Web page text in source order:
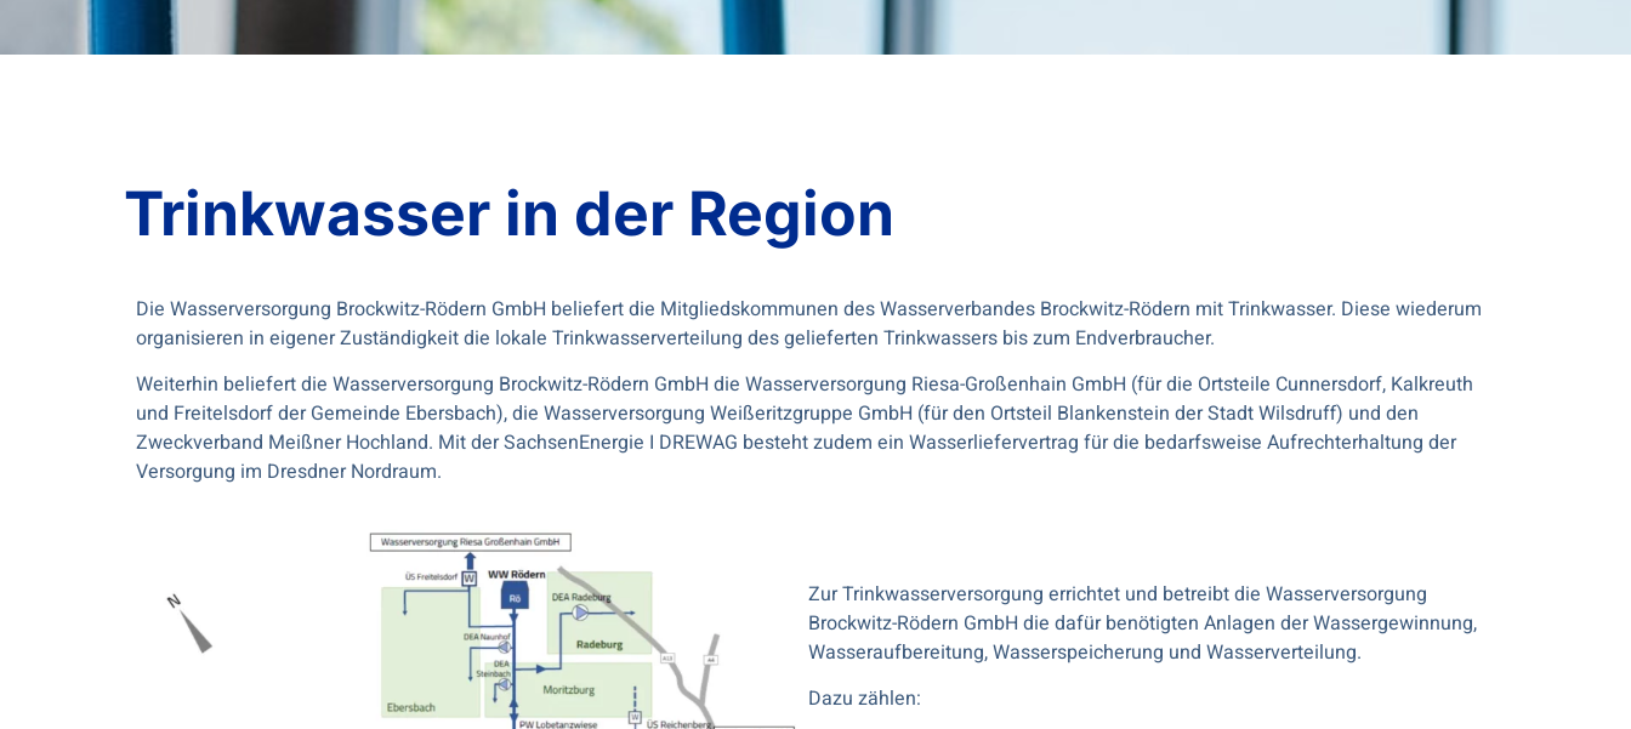
Trinkwasser in der Region
Die Wasserversorgung Brockwitz-Rödern GmbH beliefert die Mitgliedskommunen des Wasserverbandes Brockwitz-Rödern mit Trinkwasser. Diese wiederum
organisieren in eigener Zuständigkeit die lokale Trinkwasserverteilung des gelieferten Trinkwassers bis zum Endverbraucher.
Weiterhin beliefert die Wasserversorgung Brockwitz-Rödern GmbH die Wasserversorgung Riesa-Großenhain GmbH (für die Ortsteile Cunnersdorf, Kalkreuth
und Freitelsdorf der Gemeinde Ebersbach), die Wasserversorgung Weißeritzgruppe GmbH (für den Ortsteil Blankenstein der Stadt Wilsdruff) und den
Zweckverband Meißner Hochland. Mit der SachsenEnergie I DREWAG besteht zudem ein Wasserliefervertrag für die bedarfsweise Aufrechterhaltung der
Versorgung im Dresdner Nordraum.
Zur Trinkwasserversorgung errichtet und betreibt die Wasserversorgung
Brockwitz-Rödern GmbH die dafür benötigten Anlagen der Wassergewinnung,
Wasseraufbereitung, Wasserspeicherung und Wasserverteilung.
Dazu zählen: